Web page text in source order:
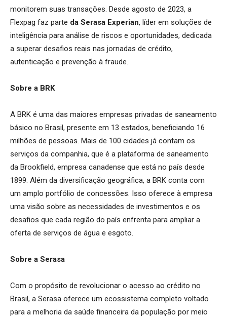
monitorem suas transações. Desde agosto de 2023, a
Flexpag faz parte da Serasa Experian, líder em soluções de
inteligência para análise de riscos e oportunidades, dedicada
a superar desafios reais nas jornadas de crédito,
autenticação e prevenção à fraude.
Sobre a BRK
A BRK é uma das maiores empresas privadas de saneamento
básico no Brasil, presente em 13 estados, beneficiando 16
milhões de pessoas. Mais de 100 cidades já contam os
serviços da companhia, que é a plataforma de saneamento
da Brookfield, empresa canadense que está no país desde
1899. Além da diversificação geográfica, a BRK conta com
um amplo portfólio de concessões. Isso oferece à empresa
uma visão sobre as necessidades de investimentos e os
desafios que cada região do país enfrenta para ampliar a
oferta de serviços de água e esgoto.
Sobre a Serasa
Com o propósito de revolucionar o acesso ao crédito no
Brasil, a Serasa oferece um ecossistema completo voltado
para a melhoria da saúde financeira da população por meio